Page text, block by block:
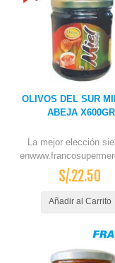
OLIVOS DEL SUR
ABEJA X600GR
La mejor elección
S/.22.50
Añadir al Carrito